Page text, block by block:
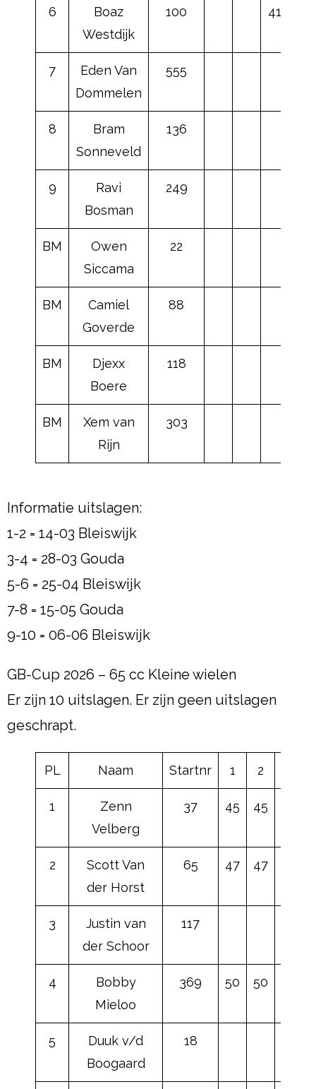
6
Boaz
Westdijk
100 41
7
Eden Van
Dommelen
555
8
Bram
Sonneveld
136
9
Ravi
Bosman
249
BM
Owen
Siccama
22
BM
Camiel
Goverde
88
BM
Djexx
Boere
118
BM
Xem van
Rijn
303
Informatie uitslagen:
1-2 = 14-03 Bleiswijk
3-4 = 28-03 Gouda
5-6 = 25-04 Bleiswijk
7-8 = 15-05 Gouda
9-10 = 06-06 Bleiswijk
GB-Cup 2026 – 65 cc Kleine wielen
Er zijn 10 uitslagen. Er zijn geen uitslagen
geschrapt.
PL Naam Startnr 1 2
1
Zenn
Velberg
37 45 45
2
Scott Van
der Horst
65 47 47
3
Justin van
der Schoor
117
4
Bobby
Mieloo
369 50 50
5
Duuk v/d
Boogaard
18